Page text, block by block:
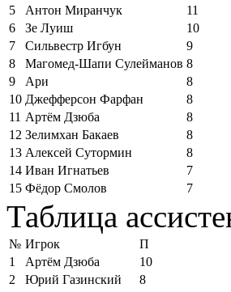
5
Антон Миранчук
11
6
Зе Луиш
10
7
Сильвестр Игбун
9
8
Магомед-Шапи Сулейманов 8
9
Ари
8
10 Джефферсон Фарфан
8
11 Артём Дзюба
8
12 Зелимхан Бакаев
8
13 Алексей Сутормин
8
14 Иван Игнатьев
7
15 Фёдор Смолов 7
Таблица
№ Игрок
П
1
Артём Дзюба
10
2
Юрий Газинский
8